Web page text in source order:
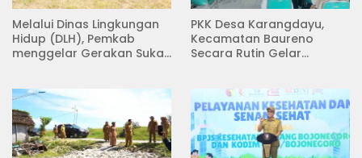
Melalui Dinas Lingkungan
Hidup (DLH), Pemkab
menggelar Gerakan Suka
PKK Desa Karangdayu,
Kecamatan Baureno
Secara Rutin Gelar